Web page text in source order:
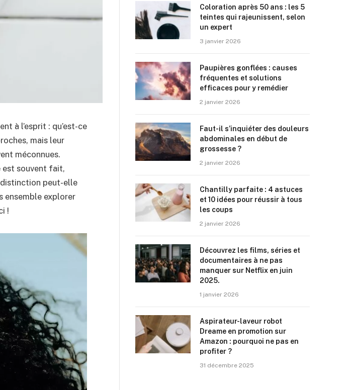
à l’esprit : qu’est-ce
mais leur
méconnues.
est souvent fait,
distinction peut-elle
ensemble explorer
!
Coloration après 50 ans : les 5
teintes qui rajeunissent, selon
un expert
3 janvier 2026
Paupières gonflées : causes
fréquentes et solutions
efficaces pour y remédier
2 janvier 2026
Faut-il s’inquiéter des douleurs
abdominales en début de
grossesse ?
2 janvier 2026
Chantilly parfaite : 4 astuces
et 10 idées pour réussir à tous
les coups
2 janvier 2026
Découvrez les films, séries et
documentaires à ne pas
manquer sur Netflix en juin
2025.
1 janvier 2026
Aspirateur-laveur robot
Dreame en promotion sur
Amazon : pourquoi ne pas en
profiter ?
31 décembre 2025